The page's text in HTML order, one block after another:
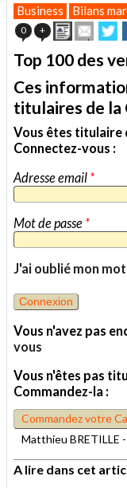
Business Bilans
0 + Imprimer
cet
article
à
un
ami
sur
Top 100 des
Ces
titulaires de la
Vous êtes titulaire
Connectez-vous :
Adresse email *
Mot de passe *
J'ai oublié mon
Vous n'avez pas
vous
Vous n'êtes pas
Commandez-la :
Commandez votre
Matthieu BRETILLE
A lire dans cet